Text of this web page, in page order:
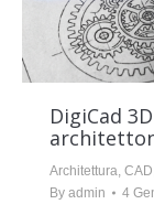
DigiCad
Architettura, CAD
By admin 4